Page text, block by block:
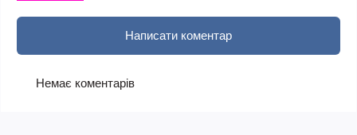
Написати коментар
Немає коментарів